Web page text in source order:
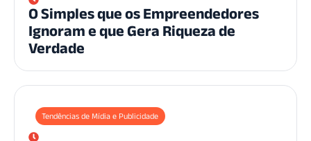
O Simples que os Empreendedores
Ignoram e que Gera Riqueza de
Verdade
Tendências de Mídia e Publicidade